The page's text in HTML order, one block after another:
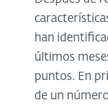
han
últimos
puntos. En
de un